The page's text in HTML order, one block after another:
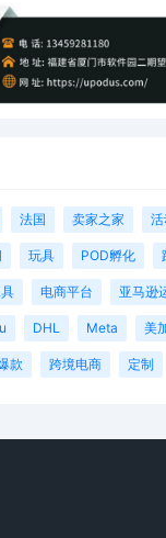
法国 卖家之家 活
玩具 POD孵化
电商平台 亚马逊
DHL Meta 美
款 跨境电商 定制